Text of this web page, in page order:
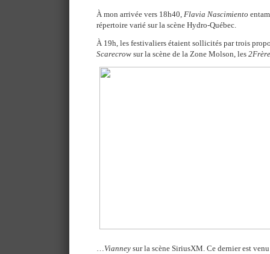
À mon arrivée vers 18h40, Flavia Nascimiento
répertoire varié sur la scène Hydro-Québec.
À 19h, les festivaliers étaient sollicités par trois
Scarecrow sur la scène de la Zone Molson, les
…Vianney sur la scène SiriusXM. Ce dernier est